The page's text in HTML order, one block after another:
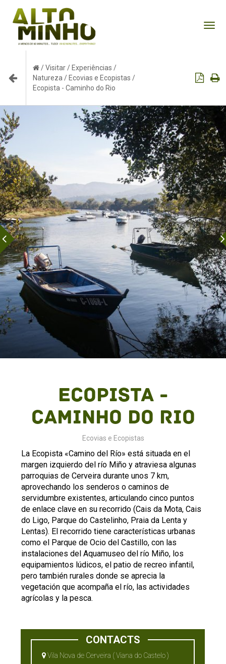
/Visitar/ Experiências /
Natureza / Ecovias e Ecopistas /
Ecopista - Caminho do Rio
Ecopista -
Caminho do Rio
Ecovias e Ecopistas
La Ecopista «Camino del Río» está situada en el
margen izquierdo del río Miño y atraviesa algunas
parroquias de Cerveira durante unos 7 km,
aprovechando los senderos o caminos de
servidumbre existentes, articulando cinco puntos
de enlace clave en su recorrido (Cais da Mota, Cais
do Ligo, Parque do Castelinho, Praia da Lenta y
Lentas). El recorrido tiene características urbanas
como el Parque de Ocio del Castillo, con las
instalaciones del Aquamuseo del río Miño, los
equipamientos lúdicos, el patio de recreo infantil,
pero también rurales donde se aprecia la
vegetación que acompaña el río, las actividades
agrícolas y la pesca.
CONTACTS
Vila Nova de Cerveira ( Viana do Castelo )